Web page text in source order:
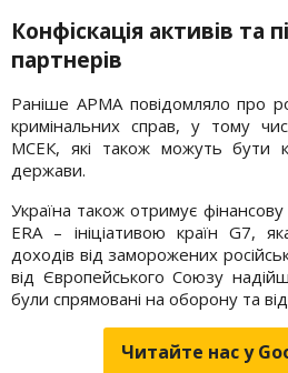
Конфіскація активів та
партнерів
Раніше АРМА повідомляло про
кримінальних справ, у тому
МСЕК, які також можуть бути
держави.
Україна також отримує
ERA – ініціативою країн G7,
доходів від заморожених
від Європейського Союзу
були спрямовані на оборону та
Читайте нас у